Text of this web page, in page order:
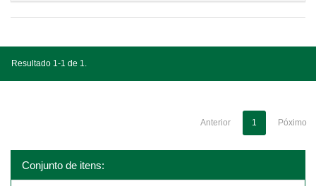
Resultado 1-1 de 1.
Anterior 1 Póximo
Conjunto de itens: